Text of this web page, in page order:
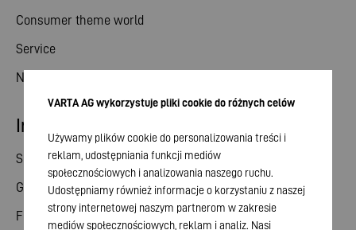
Consumer theme world
Service
News
Investor relations
Share
General meeting
Financial calendar
VARTA AG wykorzystuje pliki cookie do różnych celów
Używamy plików cookie do personalizowania treści i
reklam, udostępniania funkcji mediów
społecznościowych i analizowania naszego ruchu.
Udostępniamy również informacje o korzystaniu z naszej
strony internetowej naszym partnerom w zakresie
mediów społecznościowych, reklam i analiz. Nasi